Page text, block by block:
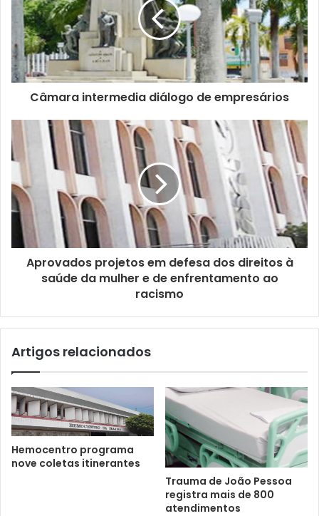
n
e
r
e
e
e
a
i
l
Câmara intermedia diálogo de empresários
Aprovados projetos em defesa dos direitos à
saúde da mulher e de enfrentamento ao
racismo
Artigos relacionados
Hemocentro programa
nove coletas itinerantes
Trauma de João Pessoa
registra mais de 800
atendimentos